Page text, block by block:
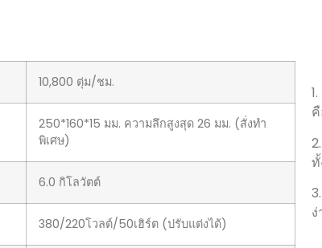
10,800 ตุ่ม/ชม.
250*160*15 มม. ความลึกสูงสุด 26 มม. (สั่งทำ
พิเศษ)
6.0 กิโลวัตต์
380/220โวลต์/50เฮิร์ต (ปรับแต่งได้)
1.